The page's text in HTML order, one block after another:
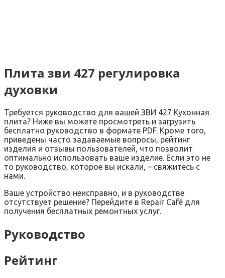
Плита зви 427 регулировка
духовки
Требуется руководство для вашей ЗВИ 427 Кухонная
плита? Ниже вы можете просмотреть и загрузить
бесплатно руководство в формате PDF. Кроме того,
приведены часто задаваемые вопросы, рейтинг
изделия и отзывы пользователей, что позволит
оптимально использовать ваше изделие. Если это не
то руководство, которое вы искали, – свяжитесь с
нами.
Ваше устройство неисправно, и в руководстве
отсутствует решение? Перейдите в Repair Café для
получения бесплатных ремонтных услуг.
Руководство
Рейтинг